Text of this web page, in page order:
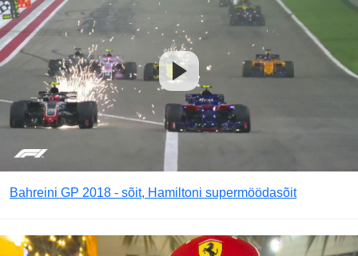
Bahreini GP 2018 - sõit, Hamiltoni supermöödasõit